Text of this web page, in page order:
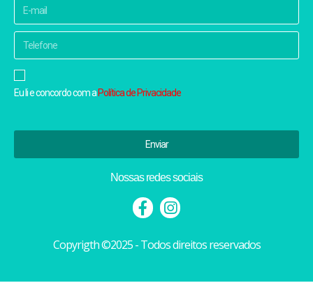
Eu li e concordo com aPolítica de Privacidade
Enviar
Nossas redes sociais
Copyrigth ©2025 - Todos direitos reservados